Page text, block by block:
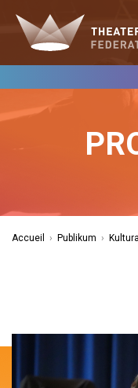
Accueil › Publikum ›